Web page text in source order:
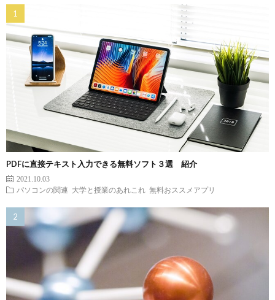
PDFに直接テキスト入力できる無料ソフト３選 紹介
2021.10.03
パソコンの関連
大学と授業のあれこれ 無料おススメアプリ